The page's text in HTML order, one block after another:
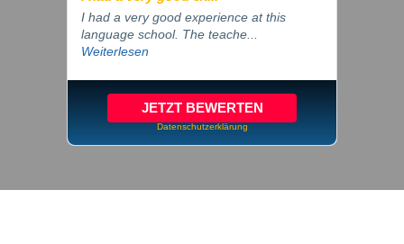
I had a very good experience at this
language school. The teache...
Weiterlesen
JETZT BEWERTEN
Datenschutzerklärung